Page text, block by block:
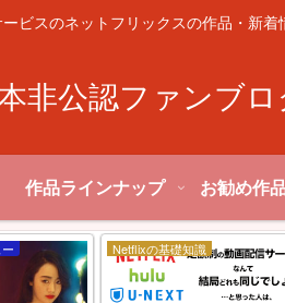
ビスのネットフリックスの作品・新着
非公認ファンブ
作品ラインナップ お勧め作
Netflixの基礎知識